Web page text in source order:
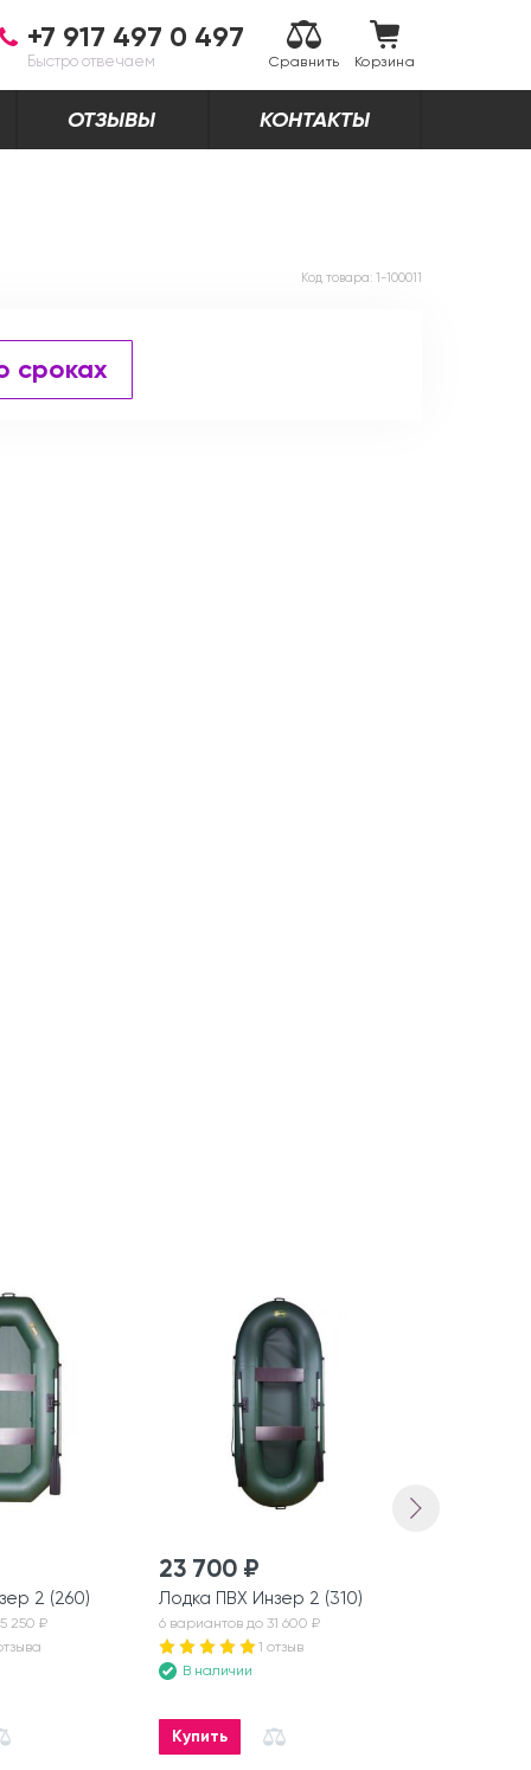
+7 917 497 0 497
Быстро отвечаем Сравнить Корзина
ОТЗЫВЫ КОНТАКТЫ
Код товара: 1-100011
сроках
2 (260)
250 ₽
23 700 ₽
Лодка ПВХ Инзер 2 (310)
6 вариантов до 31 600 ₽
1 отзыв
В наличии
Купить